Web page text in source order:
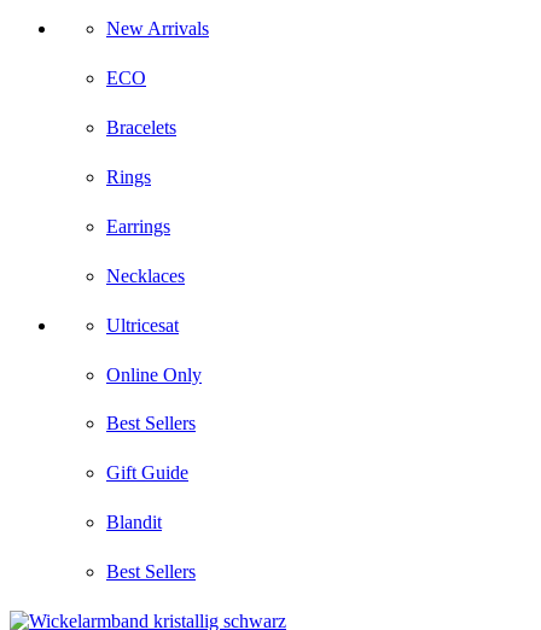
New Arrivals
ECO
Bracelets
Rings
Earrings
Necklaces
Ultricesat
Online Only
Best Sellers
Gift Guide
Blandit
Best Sellers